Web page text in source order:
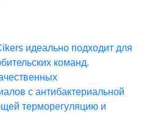
идеально подходит для
команд.
с антибактериальной
терморегуляцию и